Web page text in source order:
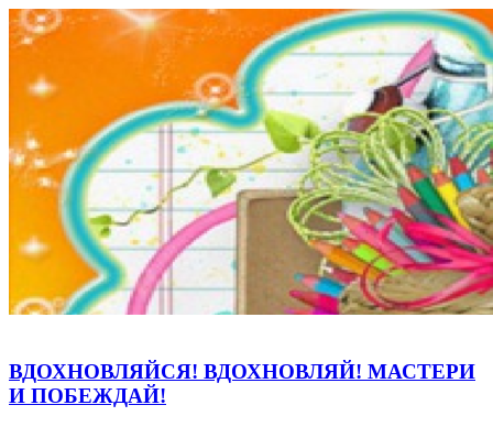
ВДОХНОВЛЯЙСЯ! ВДОХНОВЛЯЙ! МАСТЕРИ
И ПОБЕЖДАЙ!